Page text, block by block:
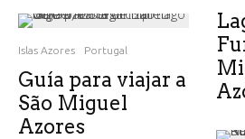
Islas Azores Portugal
Guía para viajar a
São Miguel
Azores